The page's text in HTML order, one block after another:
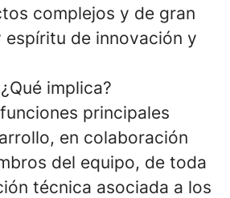
complejos y de gran
espíritu de innovación y
implica?
principales
en colaboración
del equipo, de toda
técnica asociada a los